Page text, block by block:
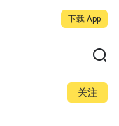
下载 App
关注